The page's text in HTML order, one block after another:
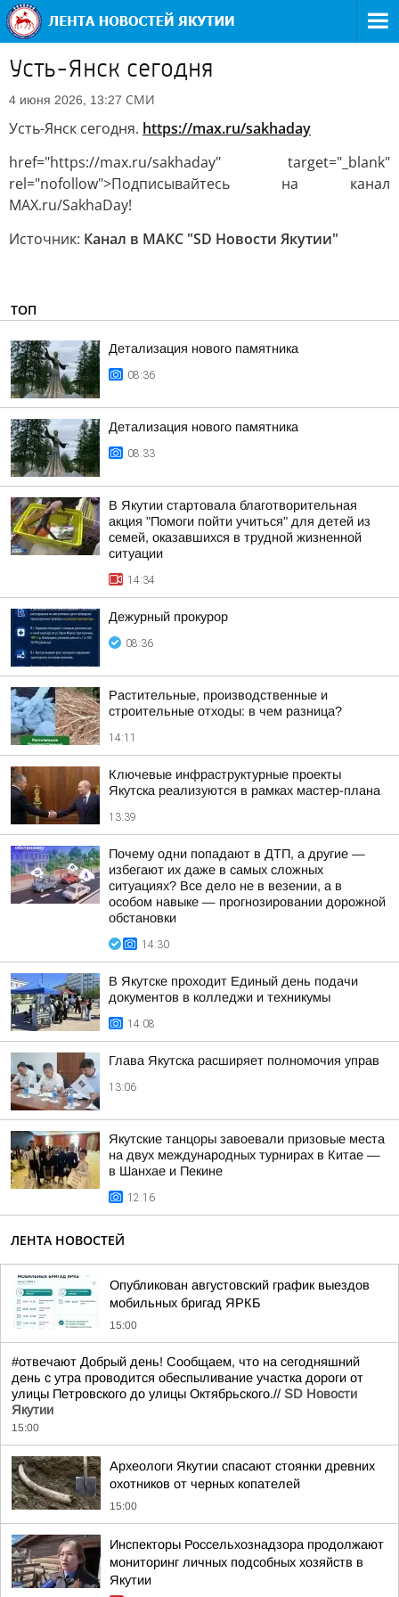
Усть-Янск сегодня
4 июня 2026, 13:27 СМИ
Усть-Янск сегодня. https://max.ru/sakhaday
href="https://max.ru/sakhaday" target="_blank"
rel="nofollow">Подписывайтесь на канал
MAX.ru/SakhaDay!
Источник: Канал в МАКС "SD Новости Якутии"
ТОП
Детализация нового памятника
08:36
Детализация нового памятника
08:33
В Якутии стартовала благотворительная
акция "Помоги пойти учиться" для детей из
семей, оказавшихся в трудной жизненной
ситуации
14:34
Дежурный прокурор
08:36
Растительные, производственные и
строительные отходы: в чем разница?
14:11
Ключевые инфраструктурные проекты
Якутска реализуются в рамках мастер-плана
13:39
Почему одни попадают в ДТП, а другие —
избегают их даже в самых сложных
ситуациях? Все дело не в везении, а в
особом навыке — прогнозировании дорожной
обстановки
14:30
В Якутске проходит Единый день подачи
документов в колледжи и техникумы
14:08
Глава Якутска расширяет полномочия управ
13:06
Якутские танцоры завоевали призовые места
на двух международных турнирах в Китае —
в Шанхае и Пекине
12:16
ЛЕНТА НОВОСТЕЙ
Опубликован августовский график выездов
мобильных бригад ЯРКБ
15:00
#отвечают Добрый день! Сообщаем, что на сегодняшний
день с утра проводится обеспыливание участка дороги от
улицы Петровского до улицы Октябрьского.// SD Новости
Якутии
15:00
Археологи Якутии спасают стоянки древних
охотников от черных копателей
15:00
Инспекторы Россельхознадзора продолжают
мониторинг личных подсобных хозяйств в
Якутии